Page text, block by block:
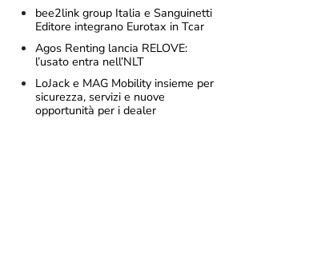
bee2link group Italia e Sanguinetti
Editore integrano Eurotax in Tcar
Agos Renting lancia RELOVE:
l’usato entra nell’NLT
LoJack e MAG Mobility insieme per
sicurezza, servizi e nuove
opportunità per i dealer